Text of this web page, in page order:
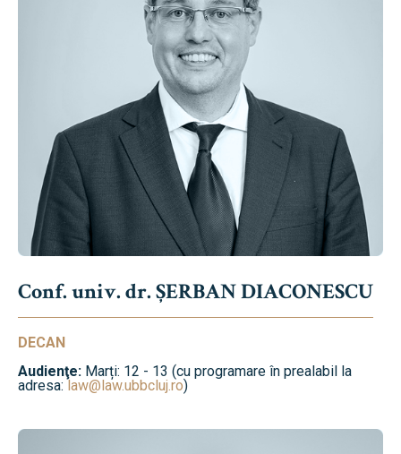
Conf. univ. dr. ȘERBAN DIACONESCU
DECAN
Audienţe: Marți: 12 - 13 (cu programare în prealabil la
adresa:law@law.ubbcluj.ro)